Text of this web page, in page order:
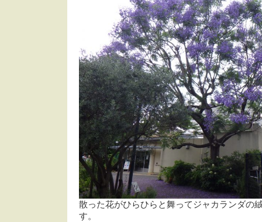
散った花がひらひらと舞ってジャカランダの
す。